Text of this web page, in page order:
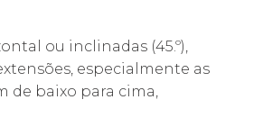
ou inclinadas (45.º),
especialmente as
de baixo para cima,